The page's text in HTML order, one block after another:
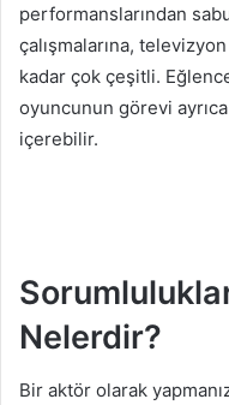
performanslarından
çalışmalarına,
kadar çok çeşitli.
oyuncunun görevi
içerebilir.
Nelerdir?
Bir aktör olarak